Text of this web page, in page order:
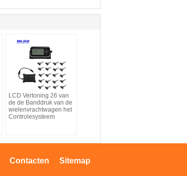
LCD Vertoning 26 van
de de Banddruk van de
wielenvrachtwagen het
Controlesysteem
Sitemap
Contacten